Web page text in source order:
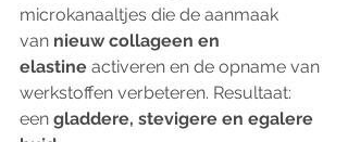
microkanaaltjes die de aanmaak
van nieuw collageen en
elastine activeren en de opname van
werkstoffen verbeteren. Resultaat:
een gladdere, stevigere en egalere